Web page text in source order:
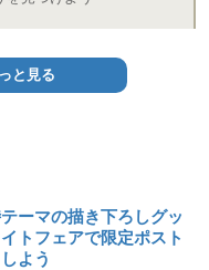
と見る
テーマの描き下ろしグッ
トフェアで限定ポスト
よう